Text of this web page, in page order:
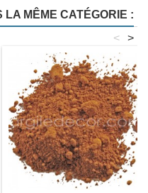
MÊME CATÉGORIE :
>
<